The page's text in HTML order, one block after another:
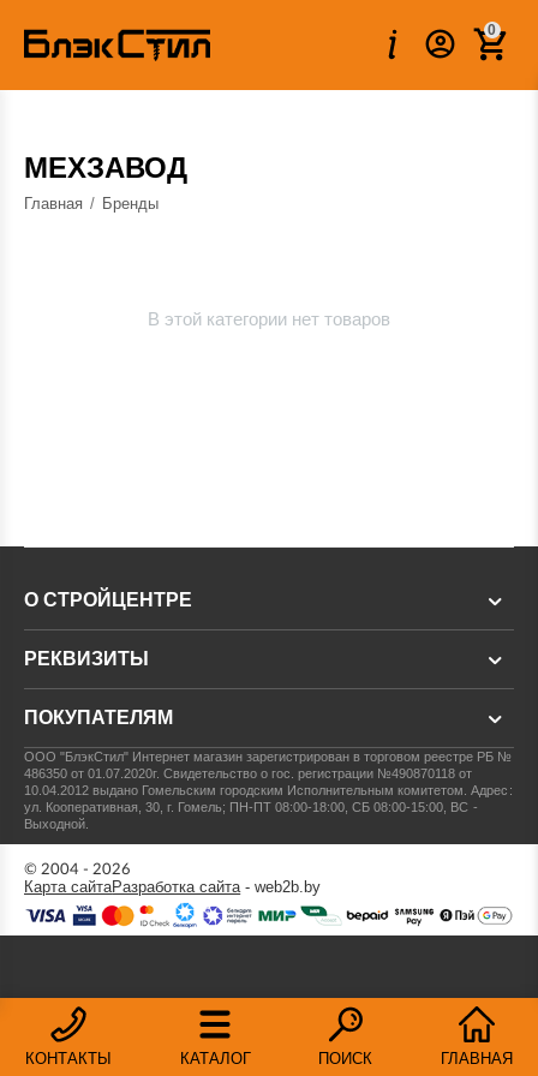
0
МЕХЗАВОД
Главная / Бренды
В этой категории нет товаров
КОНТАКТЫ КАТАЛОГ ПОИСК ГЛАВНАЯ
О СТРОЙЦЕНТРЕ
РЕКВИЗИТЫ
ПОКУПАТЕЛЯМ
ООО "БлэкСтил" Интернет магазин зарегистрирован в торговом реестре РБ №
486350 от 01.07.2020г.Свидетельство о гос. регистрации №490870118 от
10.04.2012 выдано Гомельским городским Исполнительным комитетом.Адрес:
ул. Кооперативная, 30, г. Гомель; ПН-ПТ 08:00-18:00, СБ 08:00-15:00, ВС -
Выходной.
© 2004 - 2026
Карта сайтаРазработка сайта- web2b.by